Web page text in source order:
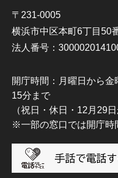
〒231-0005
横浜市中区本町6丁目50
法人番号：
開庁時間：月曜日から
15分まで
（祝日・休日・12月29
※一部の窓口では開庁時